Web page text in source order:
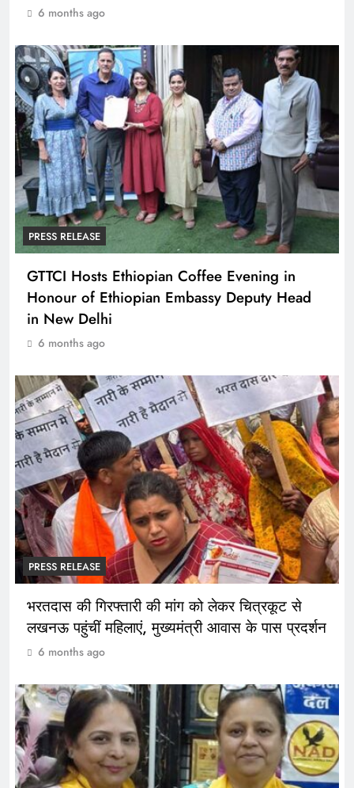
6 months ago
PRESS RELEASE
GTTCI Hosts Ethiopian Coffee Evening in
Honour of Ethiopian Embassy Deputy Head
in New Delhi
6 months ago
PRESS RELEASE
भरतदास की गिरफ्तारी की मांग को लेकर चित्रकूट से
लखनऊ पहुंचीं महिलाएं, मुख्यमंत्री आवास के पास प्रदर्शन
6 months ago